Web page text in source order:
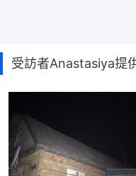
受訪者Anastasiya提